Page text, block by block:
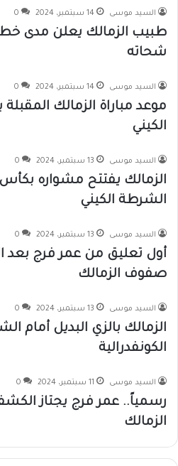
السيد موسى 14 سبتمبر، 2024 0
طبيب الزمالك يعلن مدى
شحاته
السيد موسى 14 سبتمبر، 2024 0
موعد مباراة الزمالك
الكيني
السيد موسى 13 سبتمبر، 2024 0
الزمالك يفتتح مشواره بكأس
الشرطة الكيني
السيد موسى 13 سبتمبر، 2024 0
أول تعليق من عمر فرج بعد
صفوف الزمالك
السيد موسى 13 سبتمبر، 2024 0
الزمالك بالزي البديل أمام
الكونفدرالية
السيد موسى 11 سبتمبر، 2024 0
رسمياً.. عمر فرج يجتاز
الزمالك